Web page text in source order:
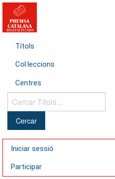
Títols
Col·leccions
Centres
Cercar
Títols...
Iniciar sessió
Participar